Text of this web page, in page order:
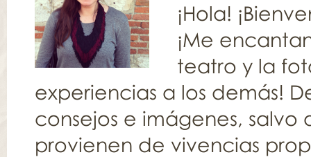
¡Hola!
¡Me
teatro y la
experiencias a los demás!
consejos e imágenes,
provienen de vivencias